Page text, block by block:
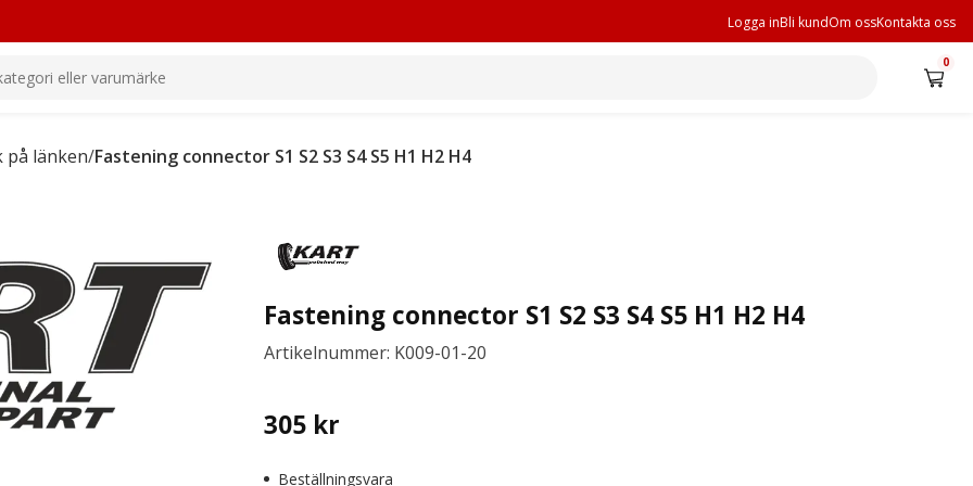
Logga inBli kundOm ossKontakta oss
0
på länken/Fastening connector S1 S2 S3 S4 S5 H1 H2 H4
Fastening connector S1 S2 S3 S4 S5 H1 H2 H4
Artikelnummer: K009-01-20
305 kr
Beställningsvara